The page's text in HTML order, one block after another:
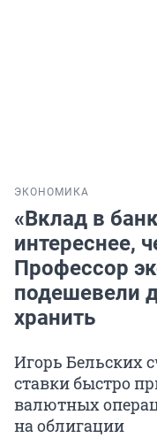
ЭКОНОМИКА
«Вклад в
интереснее,
Профессор
подешевели
хранить
Игорь Бельских
ставки быстро
валютных
на облигации